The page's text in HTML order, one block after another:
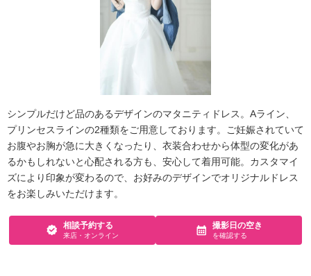
シンプルだけど品のあるデザインのマタニティドレス。Aライン、
プリンセスラインの2種類をご用意しております。ご妊娠されていて
お腹やお胸が急に大きくなったり、衣装合わせから体型の変化があ
るかもしれないと心配される方も、安心して着用可能。カスタマイ
ズにより印象が変わるので、お好みのデザインでオリジナルドレス
をお楽しみいただけます。
相談予約する
来店・オンライン
撮影日の空き
を確認する